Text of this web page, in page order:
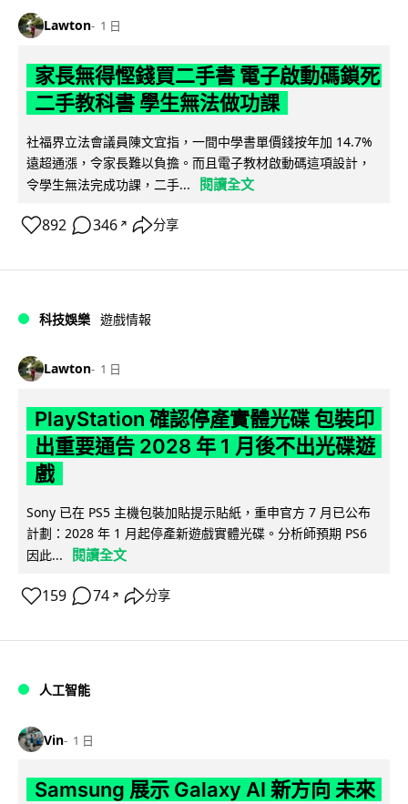
Lawton 1 日
家長無得慳錢買二手書 電子啟動碼鎖死
二手教科書 學生無法做功課
社福界立法會議員陳文宜指，一間中學書單價錢按年加 14.7%
遠超通漲，令家長難以負擔。而且電子教材啟動碼這項設計，
令學生無法完成功課，二手...
閱讀全文
892 346 ↗ 分享
科技娛樂 遊戲情報
Lawton 1 日
PlayStation 確認停產實體光碟 包裝印
出重要通告 2028 年 1 月後不出光碟遊
戲
Sony 已在 PS5 主機包裝加貼提示貼紙，重申官方 7 月已公布
計劃：2028 年 1 月起停產新遊戲實體光碟。分析師預期 PS6
因此...
閱讀全文
159 74 ↗ 分享
人工智能
Vin 1 日
Samsung 展示 Galaxy AI 新方向 未來